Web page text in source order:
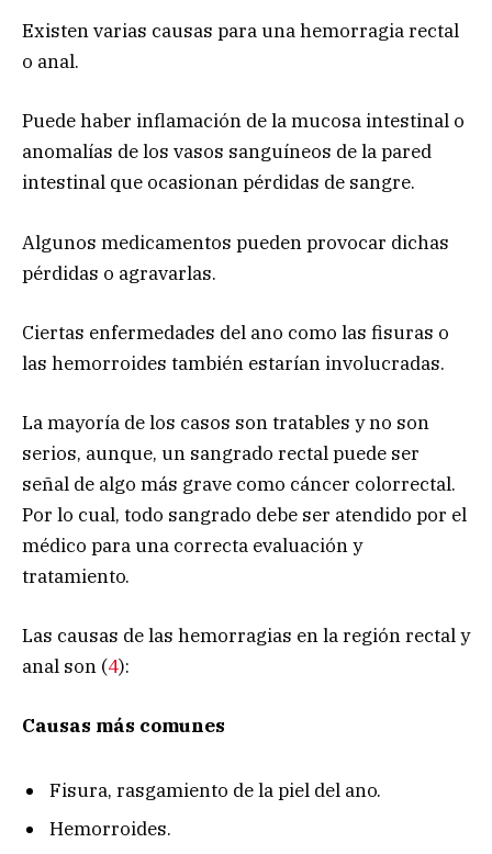
Existen varias causas para una hemorragia rectal
o anal.
Puede haber inflamación de la mucosa intestinal o
anomalías de los vasos sanguíneos de la pared
intestinal que ocasionan pérdidas de sangre.
Algunos medicamentos pueden provocar dichas
pérdidas o agravarlas.
Ciertas enfermedades del ano como las fisuras o
las hemorroides también estarían involucradas.
La mayoría de los casos son tratables y no son
serios, aunque, un sangrado rectal puede ser
señal de algo más grave como cáncer colorrectal.
Por lo cual, todo sangrado debe ser atendido por el
médico para una correcta evaluación y
tratamiento.
Las causas de las hemorragias en la región rectal y
anal son (4):
Causas más comunes
Fisura, rasgamiento de la piel del ano.
Hemorroides.